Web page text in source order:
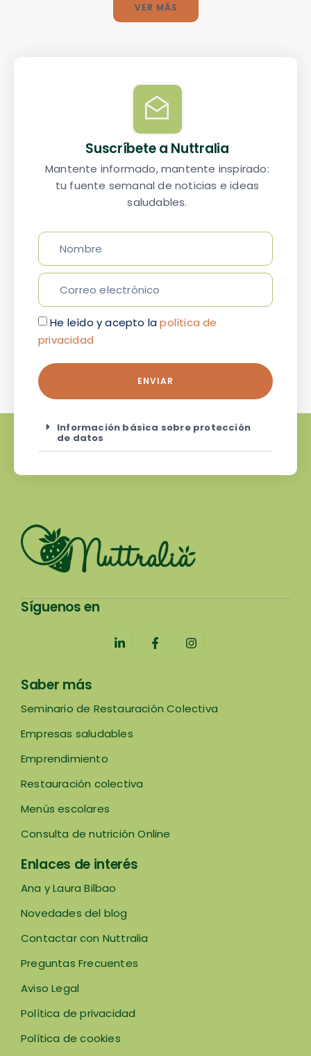
VER MÁS
Suscríbete a Nuttralia
Mantente informado, mantente inspirado:
tu fuente semanal de noticias e ideas
saludables.
He leído y acepto lapolítica de
privacidad
ENVIAR
Información básica sobre protección
de datos
Síguenos en
Saber más
Seminario de Restauración Colectiva
Empresas saludables
Emprendimiento
Restauración colectiva
Menús escolares
Consulta de nutrición Online
Enlaces de interés
Ana y Laura Bilbao
Novedades del blog
Contactar con Nuttralia
Preguntas Frecuentes
Aviso Legal
Política de privacidad
Política de cookies